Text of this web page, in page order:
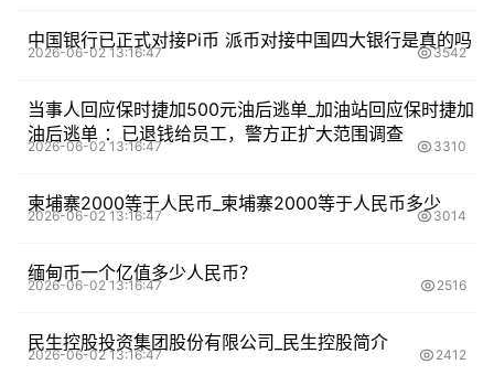
中国银行已正式对接Pi币 派币对接中国四大银行是真的吗
2026-06-02 13:16:47 3542
当事人回应保时捷加500元油后逃单_加油站回应保时捷加
油后逃单 ：已退钱给员工，警方正扩大范围调查
2026-06-02 13:16:47 3310
柬埔寨2000等于人民币_柬埔寨2000等于人民币多少
2026-06-02 13:16:47 3014
缅甸币一个亿值多少人民币？
2026-06-02 13:16:47 2516
民生控股投资集团股份有限公司_民生控股简介
2026-06-02 13:16:47 2412